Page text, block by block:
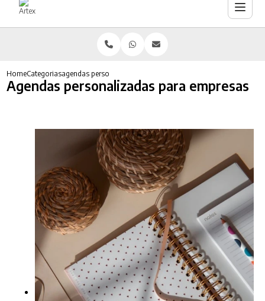
HomeCategoriasagendas personalizadas empresas
Agendas personalizadas para empresas